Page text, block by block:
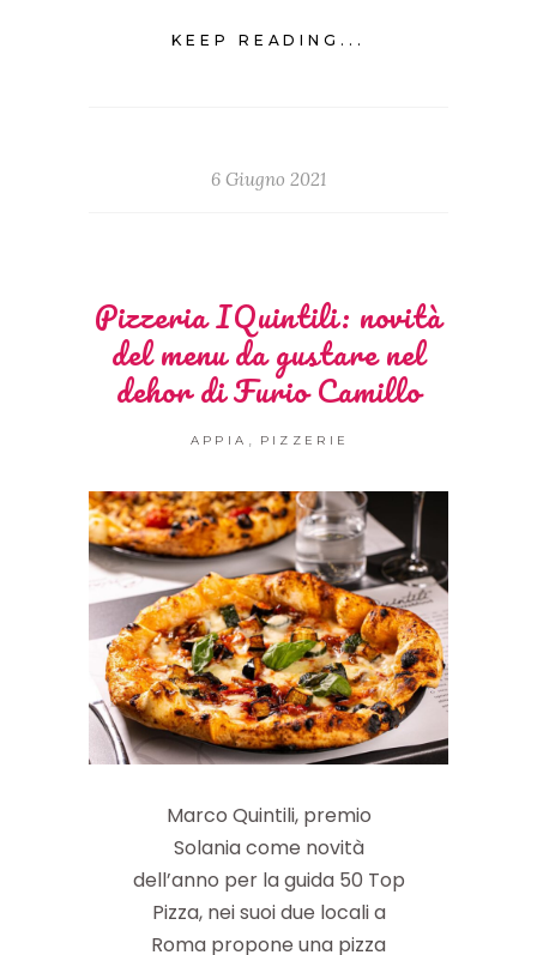
KEEP READING...
6 Giugno 2021
Pizzeria IQuintili: novità
del menu da gustare nel
dehor di Furio Camillo
APPIA PIZZERIE
Marco Quintili, premio
Solania come novità
dell’anno per la guida 50 Top
Pizza, nei suoi due locali a
Roma propone una pizza